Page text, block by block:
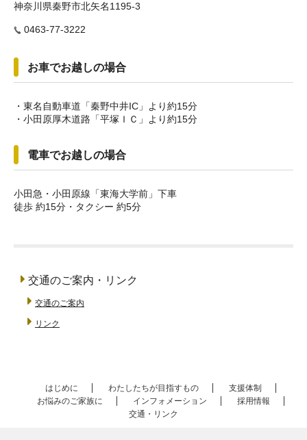
神奈川県秦野市北矢名1195-3
0463-77-3222
お車でお越しの場合
・東名自動車道「秦野中井IC」より約15分
・小田原厚木道路「平塚ＩＣ」より約15分
電車でお越しの場合
小田急・小田原線「東海大学前」下車
徒歩 約15分・タクシー 約5分
交通のご案内・リンク
交通のご案内
リンク
はじめに わたしたちが目指すもの
支援体制
お悩みのご家族に
インフォメーション
採用情報
交通・リンク